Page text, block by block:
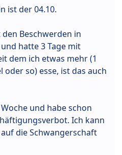
ist der 04.10.
Beschwerden in
hatte 3 Tage mit
dem ich etwas mehr (1
so) esse, ist das auch
und habe schon
Ich kann
die Schwangerschaft